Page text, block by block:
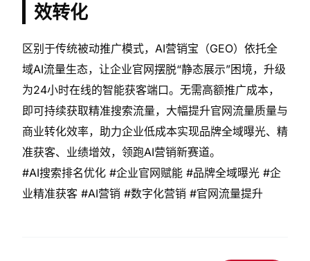
效转化
区别于传统被动推广模式，AI营销宝（GEO）依托全
域AI流量生态，让企业官网摆脱“静态展示”困境，升级
为24小时在线的智能获客端口。无需高额推广成本，
即可持续获取精准搜索流量，大幅提升官网流量质量与
商业转化效率，助力企业低成本实现品牌全域曝光、精
准获客、业绩增效，领跑AI营销新赛道。
#AI搜索排名优化 #企业官网赋能 #品牌全域曝光 #企
业精准获客 #AI营销 #数字化营销 #官网流量提升